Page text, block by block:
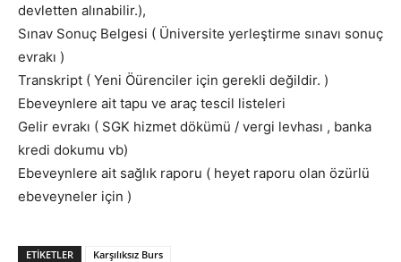
devletten alınabilir.),
Sınav Sonuç Belgesi ( Üniversite yerleştirme sınavı sonuç
evrakı )
Transkript ( Yeni Öürenciler için gerekli değildir. )
Ebeveynlere ait tapu ve araç tescil listeleri
Gelir evrakı ( SGK hizmet dökümü / vergi levhası , banka
kredi dokumu vb)
Ebeveynlere ait sağlık raporu ( heyet raporu olan özürlü
ebeveyneler için )
ETIKETLER Karşılıksız Burs